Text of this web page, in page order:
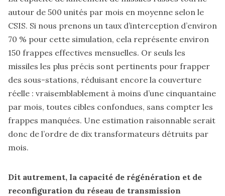
autour de 500 unités par mois en moyenne selon le
CSIS. Si nous prenons un taux d’interception d’environ
70 % pour cette simulation, cela représente environ
150 frappes effectives mensuelles. Or seuls les
missiles les plus précis sont pertinents pour frapper
des sous-stations, réduisant encore la couverture
réelle : vraisemblablement à moins d’une cinquantaine
par mois, toutes cibles confondues, sans compter les
frappes manquées. Une estimation raisonnable serait
donc de l’ordre de dix transformateurs détruits par
mois.
Dit autrement, la capacité de régénération et de
reconfiguration du réseau de transmission